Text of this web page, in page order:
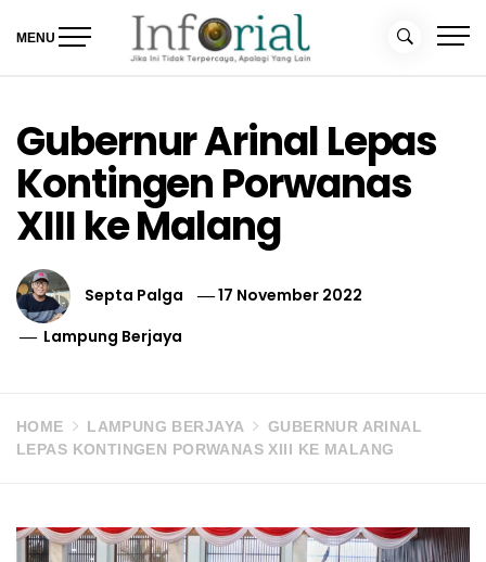
MENU
Gubernur Arinal Lepas
Kontingen Porwanas
XIII ke Malang
Septa Palga
17 November 2022
Lampung Berjaya
HOME LAMPUNG BERJAYA
GUBERNUR ARINAL
LEPAS KONTINGEN PORWANAS XIII KE MALANG